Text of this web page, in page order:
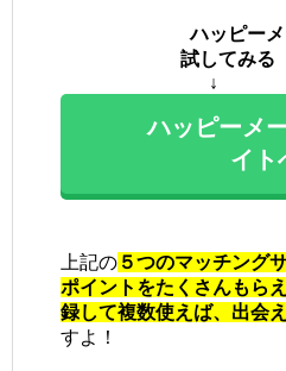
ハッピー
試してみる
↓
ハッピーメ
イト
上記の ５つのマッチング
ポイントをたくさんもら
録して複数使えば、出会
すよ！